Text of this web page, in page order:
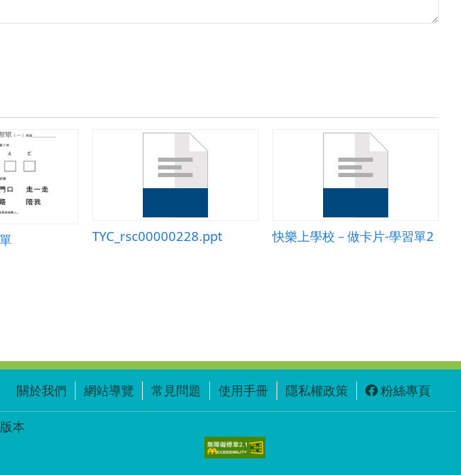
TYC_rsc00000228.ppt 快樂上學校－做卡片-學習單2
關於我們 網站導覽 常見問題 使用手冊 隱私權政策 粉絲專頁
本